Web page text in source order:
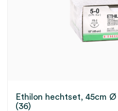
Ethilon hechtset, 45cm Ø
(36)